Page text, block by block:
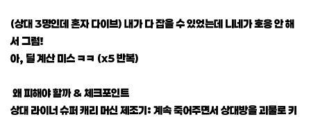
(상대 3명인데 혼자 다이브) 내가 다 잡을 수 있었는데 니네가 호응 안 해
서 그럼!
아, 딜 계산 미스 ㅋㅋ (x5 반복)
왜 피해야 할까 & 체크포인트
상대 라이너 슈퍼 캐리 머신 제조기: 계속 죽어주면서 상대방을 괴물로 키